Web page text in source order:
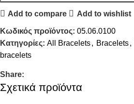
Add to compare Add to wishlist
Κωδικός προϊόντος: 05.06.0100
Κατηγορίες: All Bracelets, Bracelets,
bracelets
Share:
Σχετικά προϊόντα